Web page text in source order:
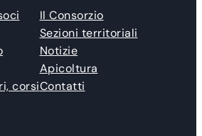
corsi
Il Consorzio
Sezioni territoriali
Notizie
Apicoltura
Contatti